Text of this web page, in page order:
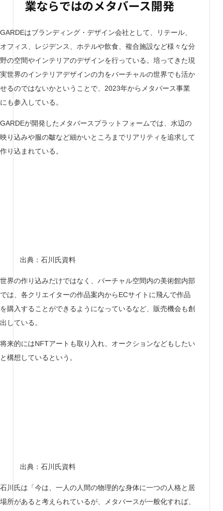
業ならではのメタバース開発
GARDEはブランディング・デザイン会社として、リテール、
オフィス、レジデンス、ホテルや飲食、複合施設など様々な分
野の空間やインテリアのデザインを行っている。培ってきた現
実世界のインテリアデザインの力をバーチャルの世界でも活か
せるのではないかということで、2023年からメタバース事業
にも参入している。
GARDEが開発したメタバースプラットフォームでは、水辺の
映り込みや服の皺など細かいところまでリアリティを追求して
作り込まれている。
出典：石川氏資料
世界の作り込みだけではなく、バーチャル空間内の美術館内部
では、各クリエイターの作品案内からECサイトに飛んで作品
を購入することができるようになっているなど、販売機会も創
出している。
将来的にはNFTアートも取り入れ、オークションなどもしたい
と構想しているという。
出典：石川氏資料
石川氏は「今は、一人の人間の物理的な身体に一つの人格と居
場所があると考えられているが、メタバースが一般化すれば、